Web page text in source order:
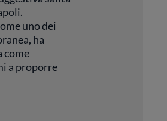
uno dei
ha
come
a proporre